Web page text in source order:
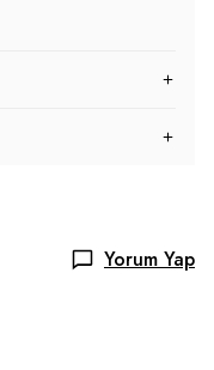
Yorum Yap